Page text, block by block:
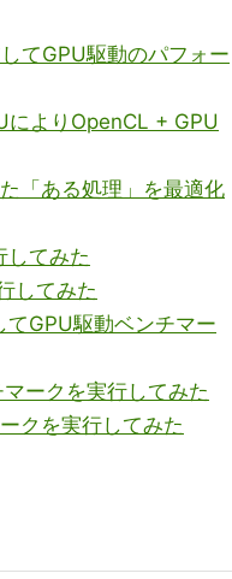
てGPU駆動のパフォー
によりOpenCL + GPU
「ある処理」を最適化
てみた
してみた
GPU駆動ベンチマー
ークを実行してみた
クを実行してみた